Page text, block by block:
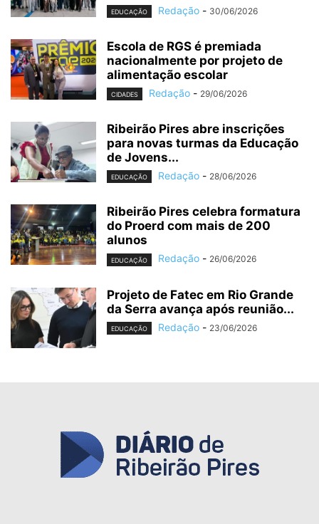
EDUCAÇÃO Redação - 30/06/2026
Escola de RGS é premiada
nacionalmente por projeto de
alimentação escolar
CIDADES Redação - 29/06/2026
Ribeirão Pires abre inscrições
para novas turmas da Educação
de Jovens...
EDUCAÇÃO Redação - 28/06/2026
Ribeirão Pires celebra formatura
do Proerd com mais de 200
alunos
EDUCAÇÃO Redação - 26/06/2026
Projeto de Fatec em Rio Grande
da Serra avança após reunião...
EDUCAÇÃO Redação - 23/06/2026